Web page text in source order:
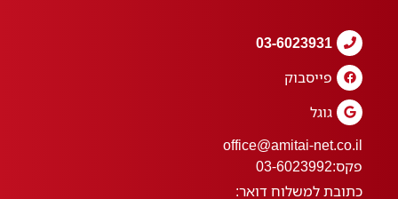
03-6023931
פייסבוק
גוגל
office@amitai-net.co.il
פקס:03-6023992
כתובת למשלוח דואר: